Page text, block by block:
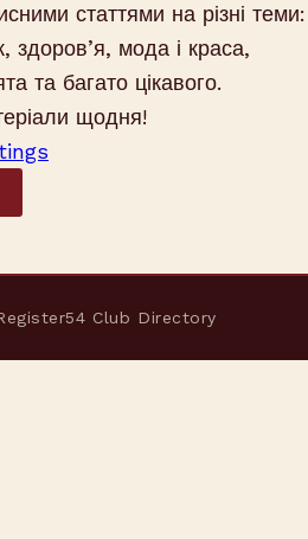
статтями на різні теми:
здоров’я, мода і краса,
та багато цікавого.
щодня!
Club Directory